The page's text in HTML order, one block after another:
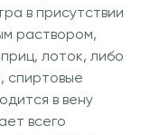
в присутствии
раствором,
лоток, либо
спиртовые
в вену
всего